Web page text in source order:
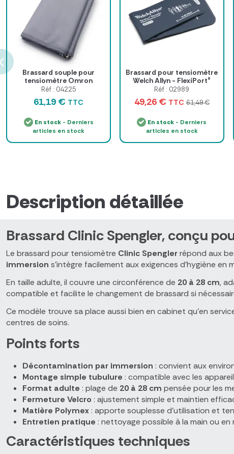
Brassard souple pour
tensiomètre Omron
Réf : 04225
61,19 € TTC
En stock- Derniers
articles en stock
Brassard pour tensiomètre
Welch Allyn - FlexiPort®
Réf : 02989
49,26 € TTC 61,49 €
En stock - Derniers
articles en stock
Description détaillée
Brassard Clinic Spengler, conçu
Le brassard pour tensiomètre Clinic Spenglerrépond aux
immersion s'intègre facilement aux exigences d'hygiène en
En taille adulte, il couvre une circonférence de 20 à 28 cm,
compatible et facilite le changement de brassard si
Ce modèle trouve sa place aussi bien en cabinet qu'en
centres de soins.
Points forts
Décontamination par immersion : convient aux
Montage simple tubulure : compatible avec les
Format adulte : plage de 20 à 28 cm pensée pour les
Fermeture Velcro : ajustement simple et maintien
Matière Polymex : apporte souplesse d'utilisation et
Entretien pratique : nettoyage possible à la main ou
Caractéristiques techniques